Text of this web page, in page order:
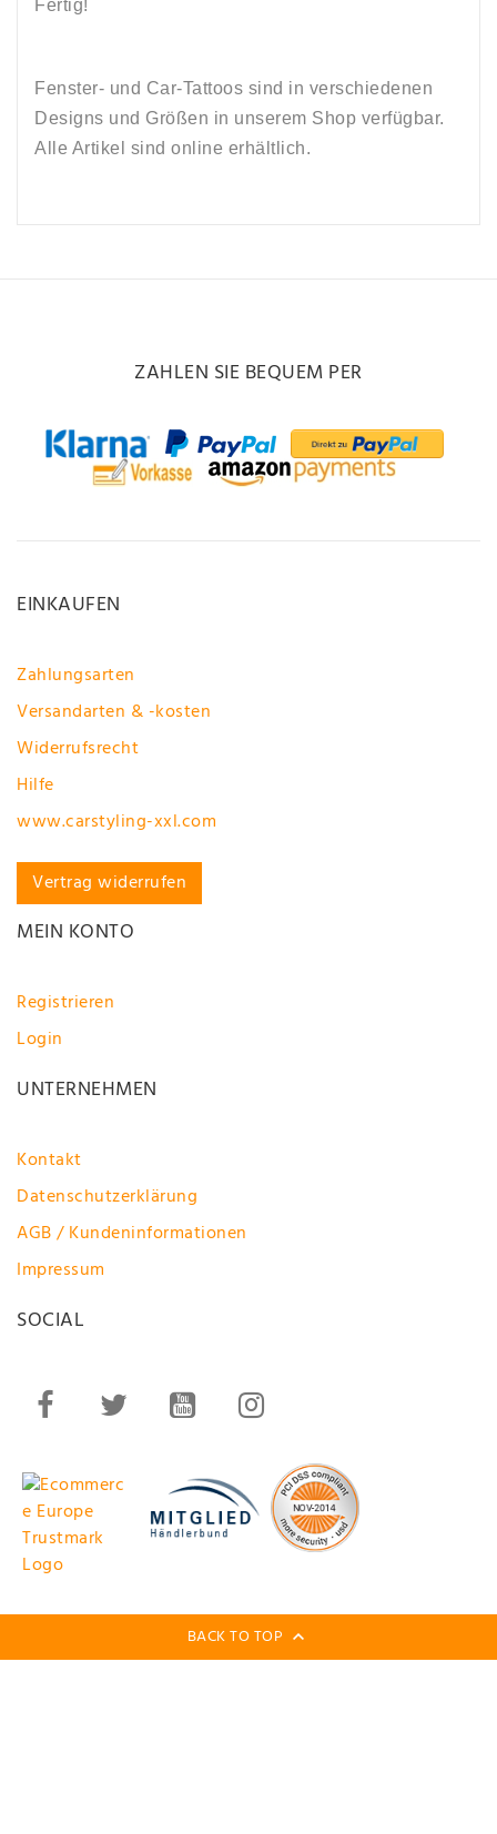
Fertig!
Fenster- und Car-Tattoos sind in verschiedenen
Designs und Größen in unserem Shop verfügbar.
Alle Artikel sind online erhältlich.
ZAHLEN SIE BEQUEM PER
EINKAUFEN
Zahlungsarten
Versandarten & -kosten
Widerrufsrecht
Hilfe
www.carstyling-xxl.com
Vertrag widerrufen
MEIN KONTO
Registrieren
Login
UNTERNEHMEN
Kontakt
Datenschutzerklärung
AGB / Kundeninformationen
Impressum
SOCIAL
BACK TO TOP